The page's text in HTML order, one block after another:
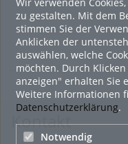
zu gestalten. Mit dem
stimmen Sie der
Anklicken der
auswählen, welche
möchten. Durch
anzeigen" erhalten Sie
Weitere Informationen
Datenschutzerklärung.
Notwendig
Kontakt